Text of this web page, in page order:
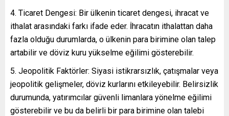
Ticaret Dengesi: Bir ülkenin ticaret dengesi, ihracat ve
ithalat arasındaki farkı ifade eder. İhracatın ithalattan daha
fazla olduğu durumlarda, o ülkenin para birimine olan talep
artabilir ve döviz kuru yükselme eğilimi gösterebilir.
Jeopolitik Faktörler: Siyasi istikrarsızlık, çatışmalar veya
jeopolitik gelişmeler, döviz kurlarını etkileyebilir. Belirsizlik
durumunda, yatırımcılar güvenli limanlara yönelme eğilimi
gösterebilir ve bu da belirli bir para birimine olan talebi